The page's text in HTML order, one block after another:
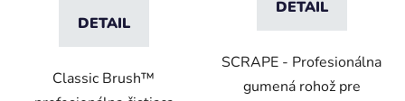
DETAIL
Classic Brush™
DETAIL
SCRAPE - Profesionálna
gumená rohož pre